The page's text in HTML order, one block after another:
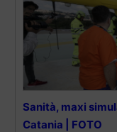
Sanità, maxi
Catania | FOTO